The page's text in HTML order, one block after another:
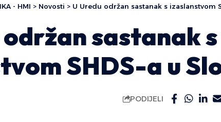
- HMI > Novosti > U Uredu održan sastanak s izaslanstvom
održan sastanak s
SHDS-a u
PODIJELI